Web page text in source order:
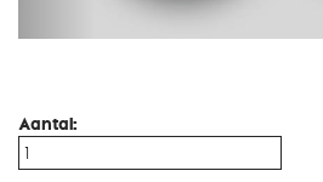
Aantal: